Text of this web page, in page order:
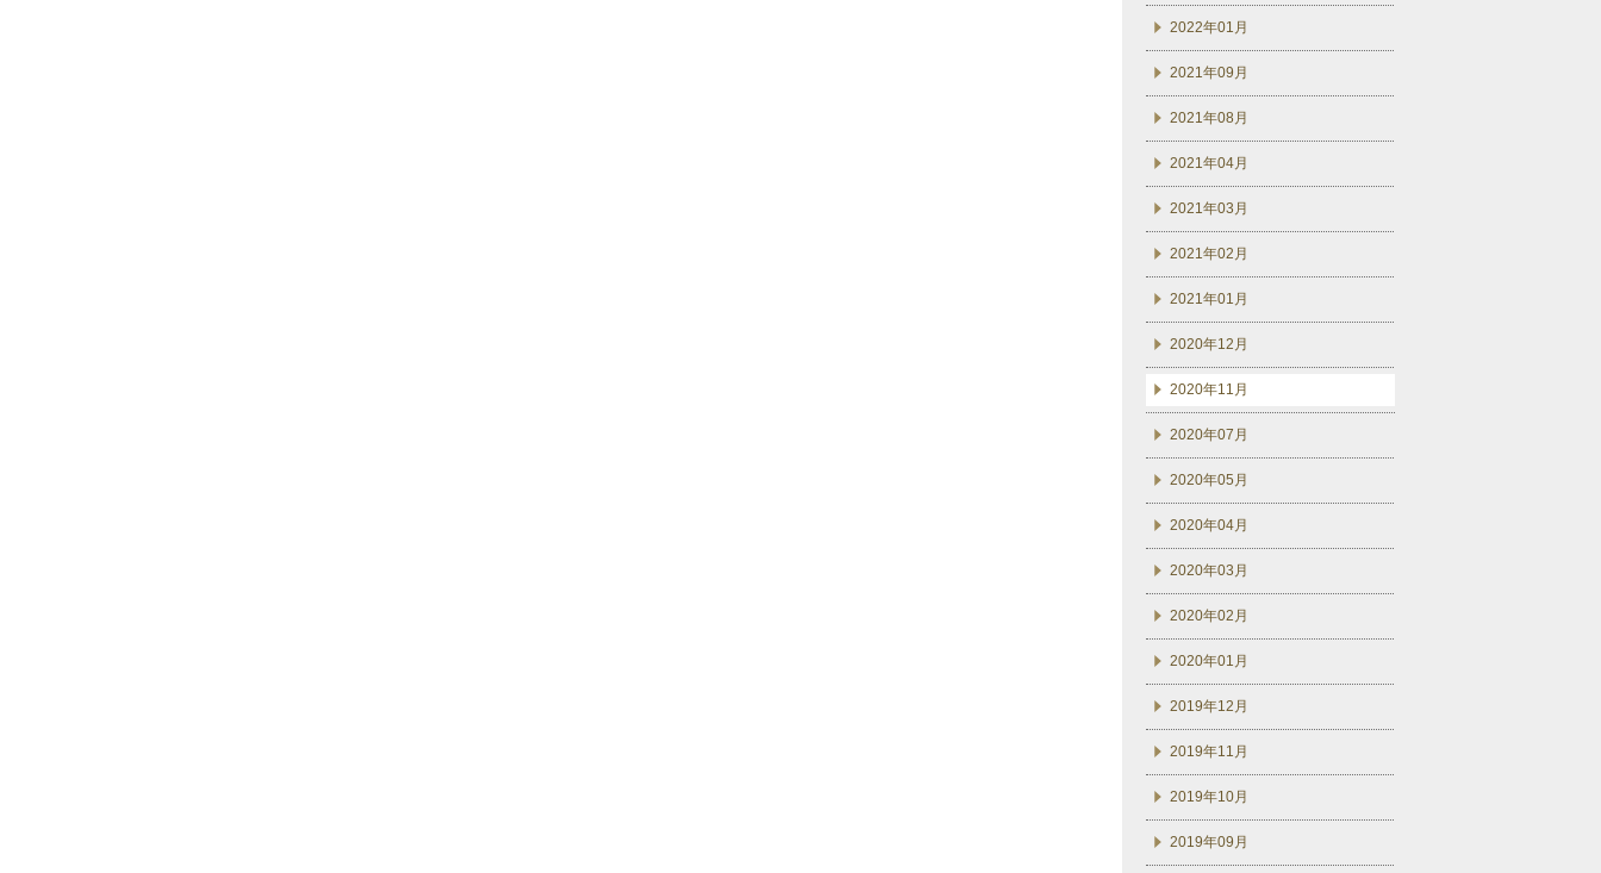
2022年01月
2021年09月
2021年08月
2021年04月
2021年03月
2021年02月
2021年01月
2020年12月
2020年11月
2020年07月
2020年05月
2020年04月
2020年03月
2020年02月
2020年01月
2019年12月
2019年11月
2019年10月
2019年09月